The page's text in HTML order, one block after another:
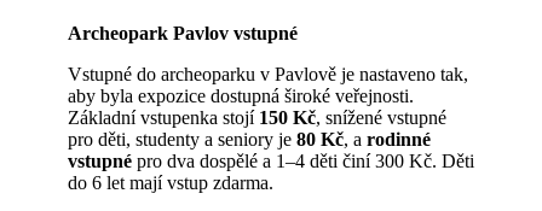
Archeopark Pavlov vstupné
Vstupné do archeoparku v Pavlově je nastaveno tak,
aby byla expozice dostupná široké veřejnosti.
Základní vstupenka stojí 150 Kč, snížené vstupné
pro děti, studenty a seniory je 80 Kč, a rodinné
vstupné pro dva dospělé a 1–4 děti činí 300 Kč. Děti
do 6 let mají vstup zdarma.